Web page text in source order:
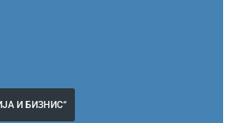
И БИЗНИС“